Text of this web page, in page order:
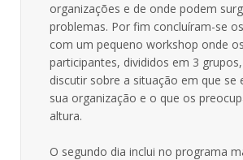
organizações e de onde podem
problemas. Por fim concluíram-se
com um pequeno workshop onde os
participantes, divididos em 3
discutir sobre a situação em que se
sua organização e o que os
altura.
O segundo dia inclui no programa